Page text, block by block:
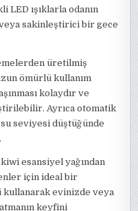
ışıklarla odanın
sakinleştirici bir gece
üretilmiş
ömürlü kullanım
kolaydır ve
Ayrıca otomatik
seviyesi düştüğünde
esansiyel yağından
için ideal bir
evinizde veya
keyfini